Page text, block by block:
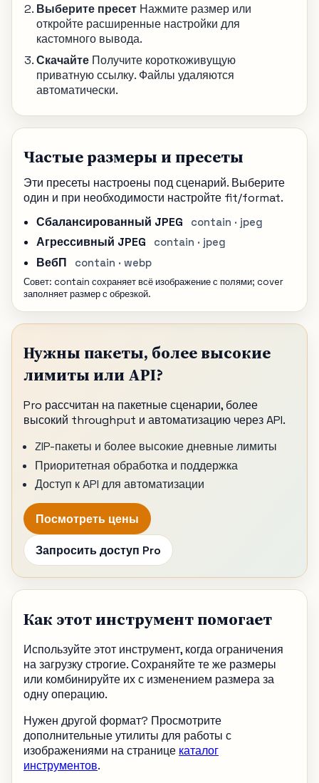
Выберите пресетНажмите размер или
откройте расширенные настройки для
кастомного вывода.
СкачайтеПолучите короткоживущую
приватную ссылку. Файлы удаляются
автоматически.
Частые размеры и пресеты
Эти пресеты настроены под сценарий. Выберите
один и при необходимости настройте fit/format.
Сбалансированный JPEG
contain · jpeg
Агрессивный JPEG contain · jpeg
ВебП contain · webp
Совет: contain сохраняет всё изображение с полями; cover
заполняет размер с обрезкой.
Нужны пакеты, более высокие
лимиты или API?
Pro рассчитан на пакетные сценарии, более
высокий throughput и автоматизацию через API.
ZIP-пакеты и более высокие дневные лимиты
Приоритетная обработка и поддержка
Доступ к API для автоматизации
Посмотреть цены
Запросить доступ Pro
Как этот инструмент помогает
Используйте этот инструмент, когда ограничения
на загрузку строгие. Сохраняйте те же размеры
или комбинируйте их с изменением размера за
одну операцию.
Нужен другой формат? Просмотрите
дополнительные утилиты для работы с
изображениями на странице каталог
инструментов.